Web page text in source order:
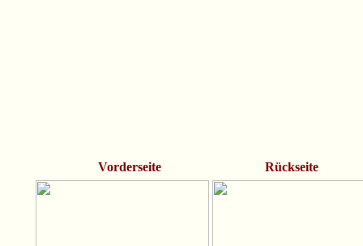
Vorderseite Rückseite